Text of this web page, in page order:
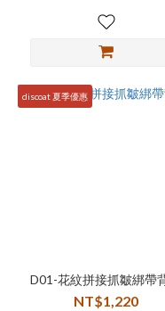
discoat 夏季優惠
D01-花紋拼接抓皺綁帶
NT$1,220